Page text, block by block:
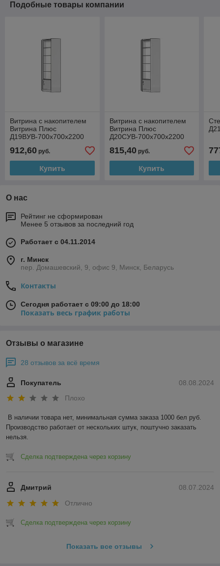
Подобные товары компании
Витрина с накопителем
Витрина Плюс
Д19ВУВ-700х700х2200
912,60 руб.
Купить
Витрина с накопителем
Витрина Плюс
Д20СУВ-700х700х2200
815,40руб.
Купить
О нас
Рейтинг не сформирован
Менее 5 отзывов за последний год
Работает с 04.11.2014
г. Минск
пер. Домашевский, 9, офис 9, Минск, Беларусь
Контакты
Сегодня работает с 09:00 до 18:00
Показать весь график работы
Отзывы о магазине
28 отзывов за всё время
08.08.2024
Покупатель
Плохо
В наличии товара нет, минимальная сумма заказа 1000 бел руб.
Производство работает от нескольких штук, поштучно заказать
нельзя.
Сделка подтверждена через корзину
08.07.2024
Дмитрий
Отлично
Сделка подтверждена через корзину
Показать все отзывы